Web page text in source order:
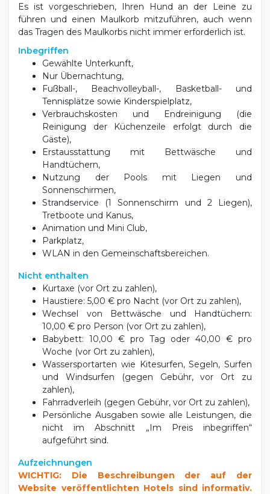
Es ist vorgeschrieben, Ihren Hund an der Leine zu
führen und einen Maulkorb mitzuführen, auch wenn
das Tragen des Maulkorbs nicht immer erforderlich ist.
Inbegriffen
Gewählte Unterkunft,
Nur Übernachtung,
Fußball-, Beachvolleyball-, Basketball- und
Tennisplätze sowie Kinderspielplatz,
Verbrauchskosten und Endreinigung (die
Reinigung der Küchenzeile erfolgt durch die
Gäste),
Erstausstattung mit Bettwäsche und
Handtüchern,
Nutzung der Pools mit Liegen und
Sonnenschirmen,
Strandservice (1 Sonnenschirm und 2 Liegen),
Tretboote und Kanus,
Animation und Mini Club,
Parkplatz,
WLAN in den Gemeinschaftsbereichen.
Nicht enthalten
Kurtaxe (vor Ort zu zahlen),
Haustiere: 5,00 € pro Nacht (vor Ort zu zahlen),
Wechsel von Bettwäsche und Handtüchern:
10,00 € pro Person (vor Ort zu zahlen),
Babybett: 10,00 € pro Tag oder 40,00 € pro
Woche (vor Ort zu zahlen),
Wassersportarten wie Kitesurfen, Segeln, Surfen
und Windsurfen (gegen Gebühr, vor Ort zu
zahlen),
Fahrradverleih (gegen Gebühr, vor Ort zu zahlen),
Persönliche Ausgaben sowie alle Leistungen, die
nicht im Abschnitt „Im Preis inbegriffen“
aufgeführt sind.
Aufzeichnungen
WICHTIG: Die Beschreibungen der auf der
Website veröffentlichten Hotels sind informativ.